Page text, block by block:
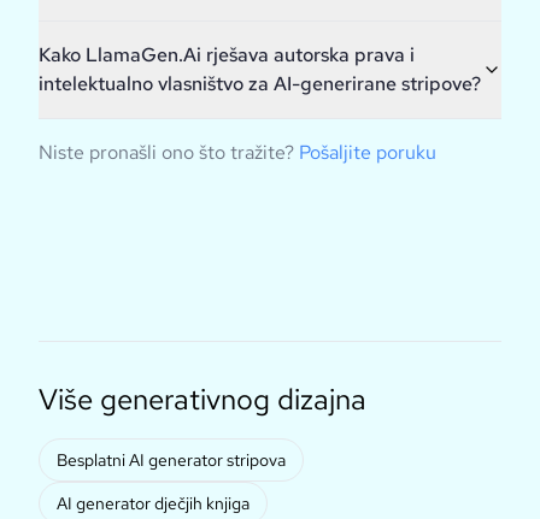
Kako LlamaGen.Ai rješava autorska prava i
intelektualno vlasništvo za AI-generirane stripove?
Niste pronašli ono što tražite? Pošaljite poruku
Više generativnog dizajna
Besplatni AI generator stripova
AI generator dječjih knjiga